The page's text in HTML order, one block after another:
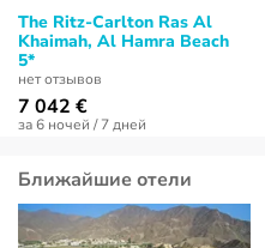
The Ritz-Carlton Ras Al
Khaimah, Al Hamra Beach
5*
нет отзывов
7 042 €
за 6 ночей / 7 дней
Ближайшие отели